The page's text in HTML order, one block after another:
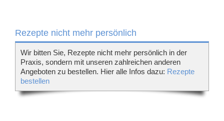
Rezepte nicht mehr persönlich
Wir bitten Sie, Rezepte nicht mehr persönlich in der
Praxis, sondern mit unseren zahlreichen anderen
Angeboten zu bestellen. Hier alle Infos dazu: Rezepte
bestellen